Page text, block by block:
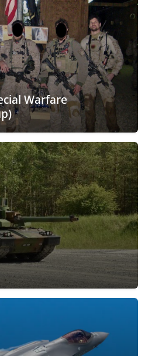
Warfare